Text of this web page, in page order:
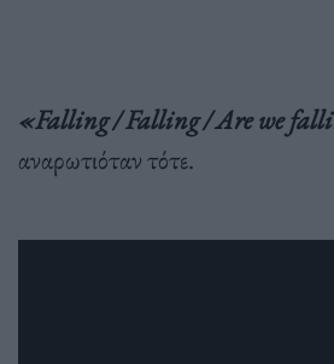
«Falling / Falling / Are we
αναρωτιόταν τότε.